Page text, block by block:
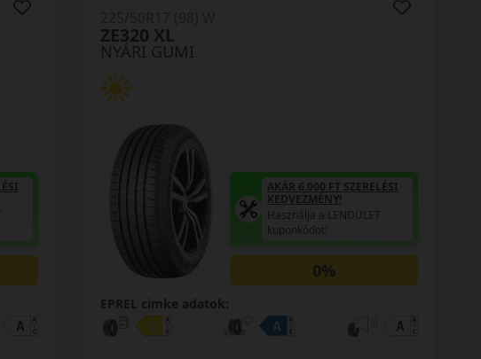
NYÁRI GUMI
Efficientgrip Performance 2
Használja a LENDÜLET
kuponkódot!
0%
EPREL cimke adatok: